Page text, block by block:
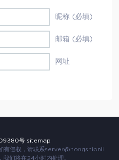
昵称 (必填)
邮箱 (必填)
网址
号 sitemap
有侵权，请联系server@hongshionli
我们将在24小时内处理。